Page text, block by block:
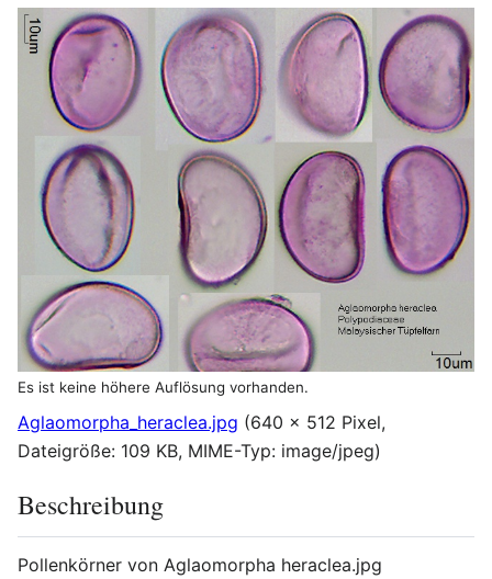
Es ist keine höhere Auflösung vorhanden.
Aglaomorpha_heraclea.jpg (640 × 512 Pixel,
Dateigröße: 109 KB, MIME-Typ: image/jpeg)
Beschreibung
Pollenkörner von Aglaomorpha heraclea.jpg